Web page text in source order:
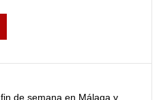
de semana en Málaga y